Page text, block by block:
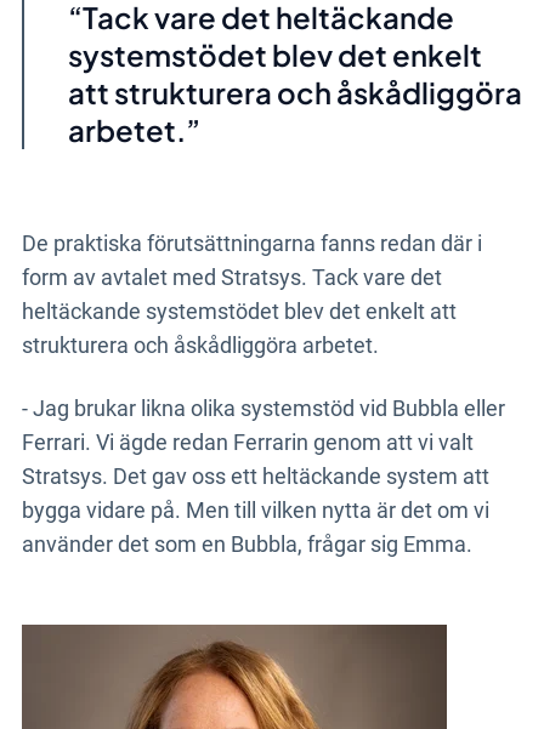
Tack vare det heltäckande
systemstödet blev det enkelt
att strukturera och åskådliggöra
arbetet.
De praktiska förutsättningarna fanns redan där i
form av avtalet med Stratsys. Tack vare det
heltäckande systemstödet blev det enkelt att
strukturera och åskådliggöra arbetet.
- Jag brukar likna olika systemstöd vid Bubbla eller
Ferrari. Vi ägde redan Ferrarin genom att vi valt
Stratsys. Det gav oss ett heltäckande system att
bygga vidare på. Men till vilken nytta är det om vi
använder det som en Bubbla, frågar sig Emma.